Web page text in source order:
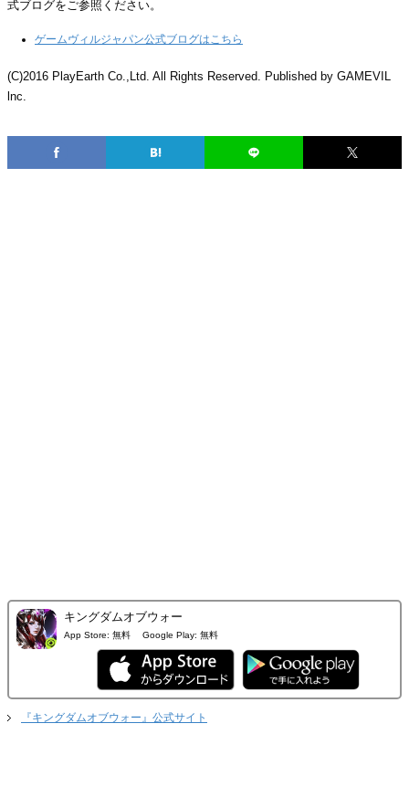
式ブログをご参照ください。
ゲームヴィルジャパン公式ブログはこちら
(C)2016 PlayEarth Co.,Ltd. All Rights Reserved. Published by GAMEVIL
lnc.
キングダムオブウォー
App Store: 無料 Google Play: 無料
『キングダムオブウォー』公式サイト